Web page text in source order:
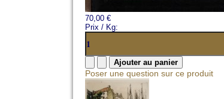
70,00 €
Prix / Kg:
Poser une question sur ce produit